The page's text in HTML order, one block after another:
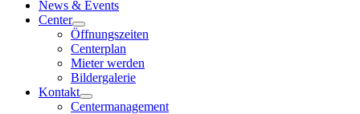
News & Events
Center
Öffnungszeiten
Centerplan
Mieter werden
Bildergalerie
Kontakt
Centermanagement